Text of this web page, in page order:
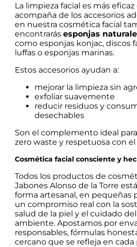
La limpieza facial es más
acompaña de los accesorios
en nuestra cosmética facial
encontrarás esponjas
como esponjas konjac, discos
luffas o esponjas marinas.
Estos accesorios ayudan a:
mejorar la limpieza sin
exfoliar suavemente
reducir residuos y
desechables
Son el complemento ideal
zero waste y respetuosa con
Cosmética facial consciente y
Todos los productos de
Jabones Alonso de la Torre
forma artesanal, en pequeñas
un compromiso real con la
salud de la piel y el cuidado
ambiente. Apostamos por
responsables, fórmulas
cercano que se refleja en cada